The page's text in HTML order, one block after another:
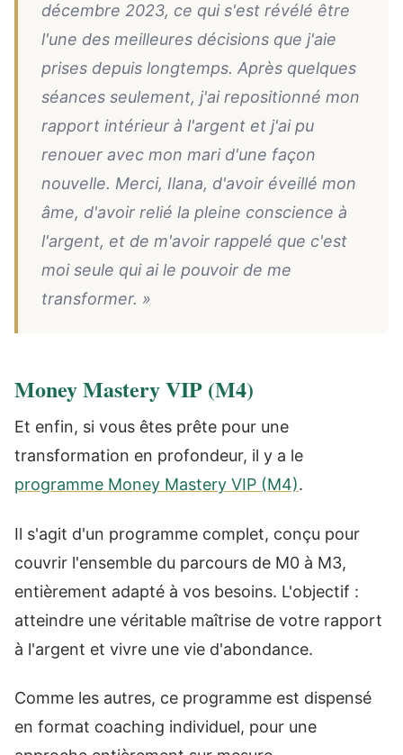
décembre 2023, ce qui s'est révélé être
l'une des meilleures décisions que j'aie
prises depuis longtemps. Après quelques
séances seulement, j'ai repositionné mon
rapport intérieur à l'argent et j'ai pu
renouer avec mon mari d'une façon
nouvelle. Merci, Ilana, d'avoir éveillé mon
âme, d'avoir relié la pleine conscience à
l'argent, et de m'avoir rappelé que c'est
moi seule qui ai le pouvoir de me
transformer. »
Money Mastery VIP (M4)
Et enfin, si vous êtes prête pour une
transformation en profondeur, il y a le
programme Money Mastery VIP (M4).
Il s'agit d'un programme complet, conçu pour
couvrir l'ensemble du parcours de M0 à M3,
entièrement adapté à vos besoins. L'objectif :
atteindre une véritable maîtrise de votre rapport
à l'argent et vivre une vie d'abondance.
Comme les autres, ce programme est dispensé
en format coaching individuel, pour une